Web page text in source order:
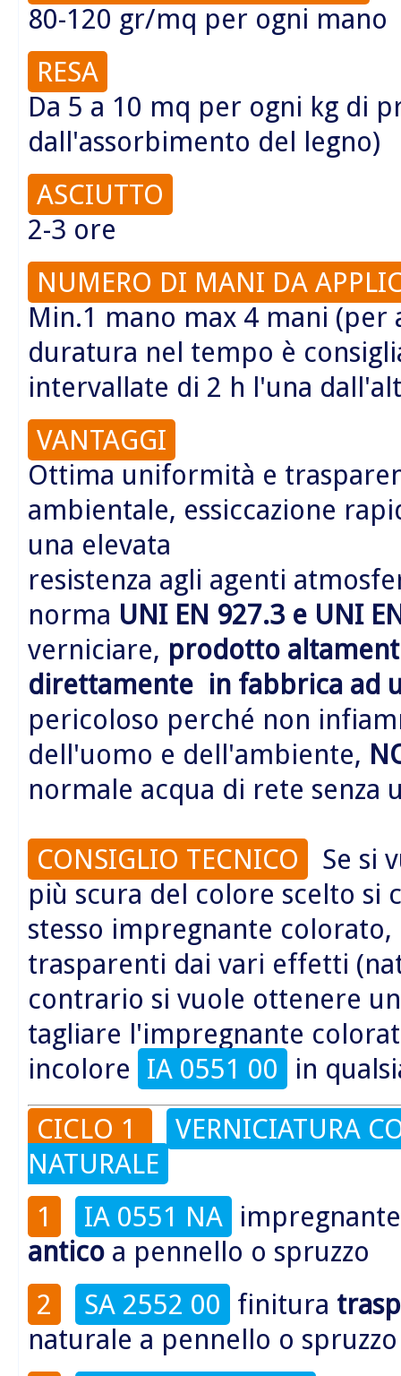
80-120 gr/mq per ogni mano
RESA
Da 5 a 10 mq per ogni kg di
dall'assorbimento del legno)
ASCIUTTO
2-3 ore
NUMERO DI MANI DA
Min.1 mano max 4 mani
duratura nel tempo è
intervallate di 2 h l'una
VANTAGGI
Ottima uniformità e
ambientale, essiccazione
una elevata
resistenza agli agenti
norma UNI EN 927.3 e UNI
verniciare, prodotto
direttamente in fabbrica ad
pericoloso perché non
dell'uomo e dell'ambiente,
normale acqua di rete senza
CONSIGLIO TECNICO
Se si
più scura del colore scelto si
stesso impregnante
trasparenti dai vari effetti
contrario si vuole ottenere
tagliare l'impregnante
incolore IA 0551 00
in
CICLO 1
VERNICIATURA
NATURALE
1
IA 0551 NA
antico a pennello o spruzzo
2
SA 2552 00 finitura
naturale a pennello o spruzzo